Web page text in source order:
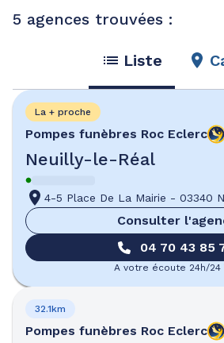
5 agences trouvées :
Liste
Pompes funèbres Roc Eclerc
Neuilly-le-Réal
La + proche
4-5 Place De La Mairie - 03340
Consulter
04 70 43 85
A votre écoute 24h/24
Pompes funèbres Roc Eclerc
32.1km